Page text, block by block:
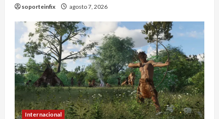
soporteinfix agosto 7, 2026
Internacional